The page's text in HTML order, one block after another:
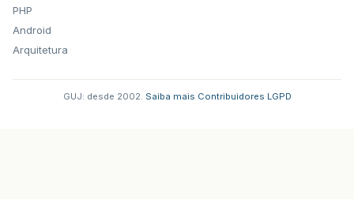
PHP
Android
Arquitetura
GUJ: desde 2002. Saiba mais Contribuidores LGPD